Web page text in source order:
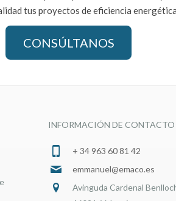
tus proyectos de eficiencia
CONSÚLTANOS
INFORMACIÓN DE CONTACTO
+ 34 963 60 81 42
emmanuel@emaco.es
Avinguda Cardenal